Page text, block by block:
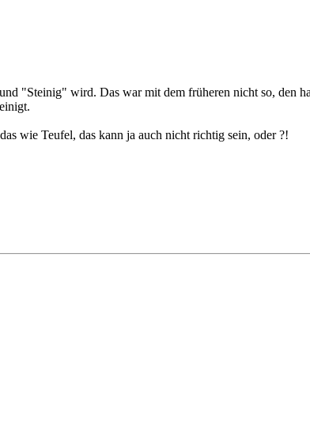
"Steinig" wird. Das war mit dem früheren nicht so, den
wie Teufel, das kann ja auch nicht richtig sein, oder ?!